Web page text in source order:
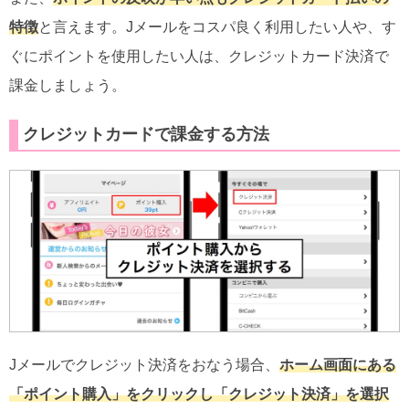
特徴と言えます。Jメールをコスパ良く利用したい人や、す
ぐにポイントを使用したい人は、クレジットカード決済で
課金しましょう。
クレジットカードで課金する方法
Jメールでクレジット決済をおなう場合、 ホーム画面にある
「ポイント購入」をクリックし「クレジット決済」を選択